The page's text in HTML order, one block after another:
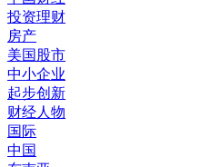
投资理财
房产
美国股市
中小企业
起步创新
财经人物
国际
中国